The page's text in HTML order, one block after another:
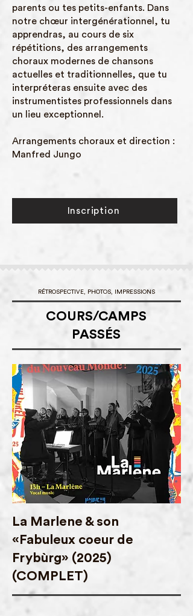
parents ou tes petits-enfants. Dans
notre chœur intergénérationnel, tu
apprendras, au cours de six
répétitions, des arrangements
choraux modernes de chansons
actuelles et traditionnelles, que tu
interpréteras ensuite avec des
instrumentistes professionnels dans
un lieu exceptionnel.
Arrangements choraux et direction :
Manfred Jungo
Inscription
RÉTROSPECTIVE, PHOTOS, IMPRESSIONS
COURS/CAMPS
PASSÉS
La Marlene & son
«Fabuleux coeur de
Frybùrg» (2025)
(COMPLET)